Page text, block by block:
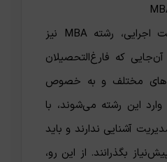
درست مثل رشته مدیریت اجرایی، رشته MBA نیز
که فارغ‌‌التحصیلان
مختلف و به خصوص
این رشته می‌شوند، با
آشنایی ندارند و باید
بگذرانند. از این رو،